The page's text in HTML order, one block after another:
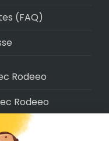
(FAQ)
Rodeeo
Rodeeo
Rodeeo